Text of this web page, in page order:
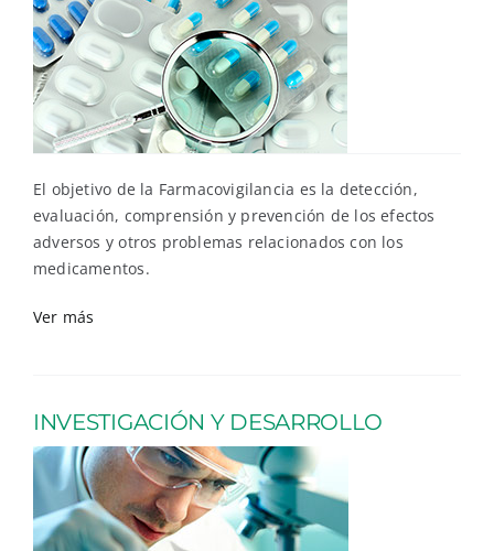
Principio activo
Producto
El objetivo de la Farmacovigilancia es la detección,
evaluación, comprensión y prevención de los efectos
adversos y otros problemas relacionados con los
medicamentos.
Ver más
INVESTIGACIÓN Y DESARROLLO